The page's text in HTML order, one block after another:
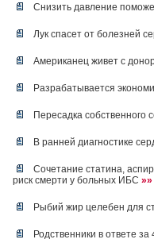
Снизить давление
Лук спасет от болезней
Американец живет с
Разрабатывается
Пересадка собственного
В ранней диагностике
Сочетание статина,
риск смерти у больных ИБС »»
Рыбий жир целебен для
Родственники в ответе